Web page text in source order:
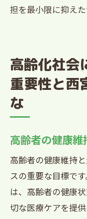
訪問看護サー
利用者の
柔軟な対
専門的な
担を最小限に抑え
高齢化社会
重要性と西
な
高齢者の健康
高齢者の健康維持
スの重要な目標で
は、高齢者の健康
切な医療ケアを提